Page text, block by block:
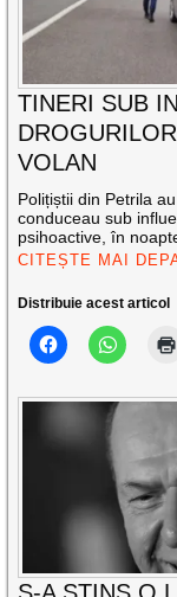
TINERI SUB
VOLAN
Polițiștii din Petrila
conduceau sub
psihoactive, în
CITEȘTE MAI
Distribuie acest articol